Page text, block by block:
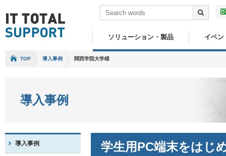
ソリューション・製品 イベン
TOP 導入事例 関西学院大学様
導入事例
学生用PC端末をはじ
導入事例